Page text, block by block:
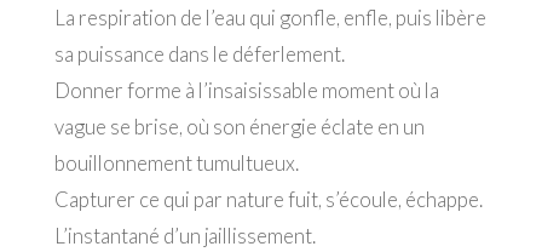
La respiration de l’eau qui gonfle, enfle, puis libère
sa puissance dans le déferlement.
Donner forme à l’insaisissable moment où la
vague se brise, où son énergie éclate en un
bouillonnement tumultueux.
Capturer ce qui par nature fuit, s’écoule, échappe.
L’instantané d’un jaillissement.